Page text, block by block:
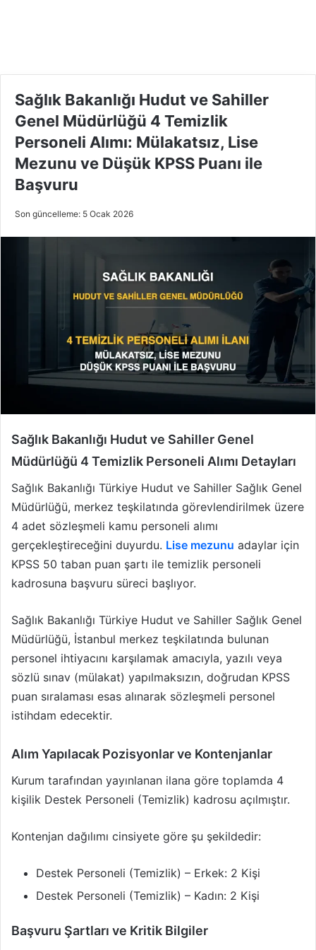
Sağlık Bakanlığı Hudut ve Sahiller
Genel Müdürlüğü 4 Temizlik
Personeli Alımı: Mülakatsız, Lise
Mezunu ve Düşük KPSS Puanı ile
Başvuru
Son güncelleme: 5 Ocak 2026
Sağlık Bakanlığı Hudut ve Sahiller Genel
Müdürlüğü 4 Temizlik Personeli Alımı Detayları
Sağlık Bakanlığı Türkiye Hudut ve Sahiller Sağlık Genel
Müdürlüğü, merkez teşkilatında görevlendirilmek üzere
4 adet sözleşmeli kamu personeli alımı
gerçekleştireceğini duyurdu. Lise mezunu adaylar için
KPSS 50 taban puan şartı ile temizlik personeli
kadrosuna başvuru süreci başlıyor.
Sağlık Bakanlığı Türkiye Hudut ve Sahiller Sağlık Genel
Müdürlüğü, İstanbul merkez teşkilatında bulunan
personel ihtiyacını karşılamak amacıyla, yazılı veya
sözlü sınav (mülakat) yapılmaksızın, doğrudan KPSS
puan sıralaması esas alınarak sözleşmeli personel
istihdam edecektir.
Alım Yapılacak Pozisyonlar ve Kontenjanlar
Kurum tarafından yayınlanan ilana göre toplamda 4
kişilik Destek Personeli (Temizlik) kadrosu açılmıştır.
Kontenjan dağılımı cinsiyete göre şu şekildedir:
Destek Personeli (Temizlik) – Erkek: 2 Kişi
Destek Personeli (Temizlik) – Kadın: 2 Kişi
Başvuru Şartları ve Kritik Bilgiler